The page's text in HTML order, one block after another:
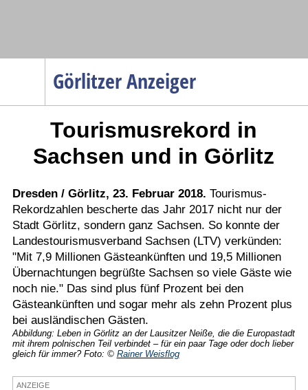
Görlitzer Anzeiger
Menüpunkte
Gesellschaft
Wirtschaft
Service
Verkehr
Gesundheit
Kultur
Sport
Termine
Kostenlos
Tourismusrekord in
Sachsen und in Görlitz
Dresden / Görlitz, 23. Februar 2018. Tourismus-
Rekordzahlen bescherte das Jahr 2017 nicht nur der
Stadt Görlitz, sondern ganz Sachsen. So konnte der
Landestourismusverband Sachsen (LTV) verkünden:
"Mit 7,9 Millionen Gästeankünften und 19,5 Millionen
Übernachtungen begrüßte Sachsen so viele Gäste wie
noch nie." Das sind plus fünf Prozent bei den
Gästeankünften und sogar mehr als zehn Prozent plus
bei ausländischen Gästen.
Abbildung: Leben in Görlitz an der Lausitzer Neiße, die die Europastadt
mit ihrem polnischen Teil verbindet – für ein paar Tage oder doch lieber
gleich für immer? Foto: © Rainer Weisflog
ANZEIGE